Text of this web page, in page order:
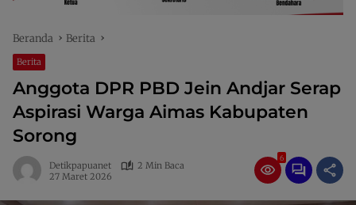
Beranda Berita
Berita
Anggota DPR PBD Jein Andjar Serap
Aspirasi Warga Aimas Kabupaten
Sorong
Detikpapuanet
2 Min Baca
27 Maret 2026
6